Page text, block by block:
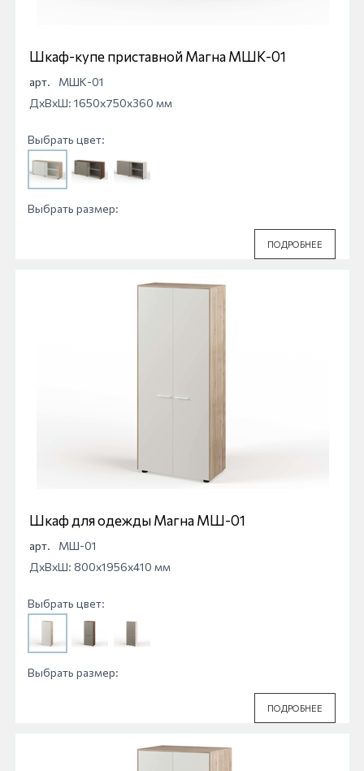
Шкаф-купе приставной Магна МШК-01
арт.
МШК-01
ДхВхШ: 1650x750x360 мм
Выбрать цвет:
Выбрать размер:
ПОДРОБНЕЕ
Шкаф для одежды Магна МШ-01
арт.
МШ-01
ДхВхШ: 800x1956x410 мм
Выбрать цвет:
Выбрать размер:
ПОДРОБНЕЕ